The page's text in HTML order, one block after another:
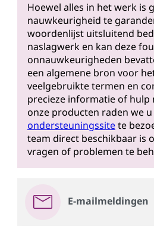
Hoewel alles in het werk is
nauwkeurigheid te
woordenlijst uitsluitend
naslagwerk en kan deze
onnauwkeurigheden
een algemene bron voor
veelgebruikte termen en
precieze informatie of
onze producten raden we
ondersteuningssitete
team direct beschikbaar is
vragen of problemen te
E-mailmeldingen